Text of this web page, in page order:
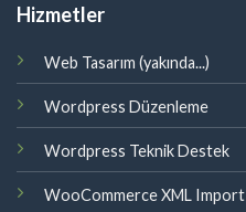
Hizmetler
Web Tasarım (yakında...)
Wordpress Düzenleme
Wordpress Teknik Destek
WooCommerce XML Import